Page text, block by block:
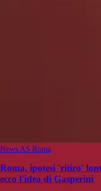
News AS Roma
Roma, ipotesi 'ritiro'
ecco l'idea di Gasperini